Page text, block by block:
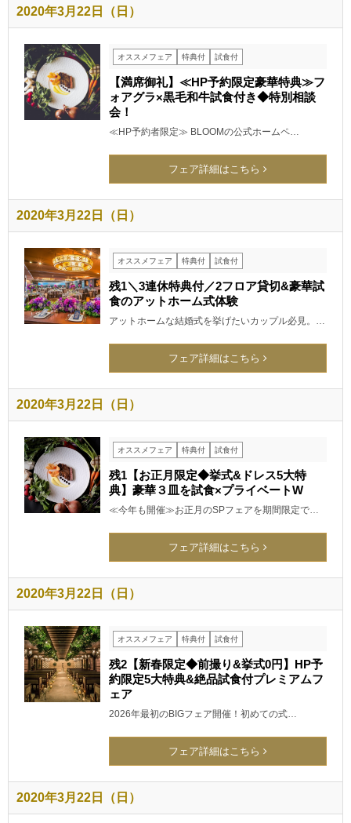
2020年3月22日（日）
オススメフェア 特典付 試食付
【満席御礼】≪HP予約限定豪華特典≫フ
ォアグラ×黒毛和牛試食付き◆特別相談
会！
≪HP予約者限定≫ BLOOMの公式ホームペ…
フェア詳細はこちら
2020年3月22日（日）
オススメフェア 特典付 試食付
残1＼3連休特典付／2フロア貸切&豪華試
食のアットホーム式体験
アットホームな結婚式を挙げたいカップル必見。…
フェア詳細はこちら
2020年3月22日（日）
オススメフェア 特典付 試食付
残1【お正月限定◆挙式&ドレス5大特
典】豪華３皿を試食×プライベートW
≪今年も開催≫お正月のSPフェアを期間限定で…
フェア詳細はこちら
2020年3月22日（日）
オススメフェア 特典付 試食付
残2【新春限定◆前撮り&挙式0円】HP予
約限定5大特典&絶品試食付プレミアムフ
ェア
2026年最初のBIGフェア開催！初めての式…
フェア詳細はこちら
2020年3月22日（日）